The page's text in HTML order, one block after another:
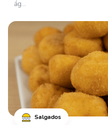
ág...
Salgados